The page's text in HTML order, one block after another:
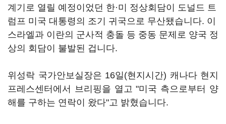
계기로 열릴 예정이었던 한·미 정상회담이 도널드 트
럼프 미국 대통령의 조기 귀국으로 무산됐습니다. 이
스라엘과 이란의 군사적 충돌 등 중동 문제로 양국 정
상의 회담이 불발된 겁니다.
위성락 국가안보실장은 16일(현지시간) 캐나다 현지
프레스센터에서 브리핑을 열고 "미국 측으로부터 양
해를 구하는 연락이 왔다"고 밝혔습니다.